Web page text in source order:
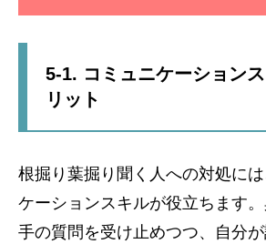
5-1. コミュニケーション
リット
根掘り葉掘り聞く人への対処に
ケーションスキルが役立ちます
手の質問を受け止めつつ、自分